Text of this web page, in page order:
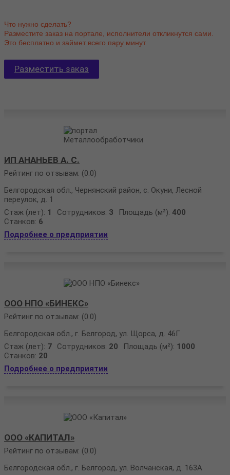
Что нужно сделать?
Разместите заказ на портале, исполнители откликнутся сами.
Это бесплатно и займет всего пару минут
Разместить заказ
ИП АНАНЬЕВ А. С.
Рейтинг по отзывам: (0.0)
Белгородская обл., Чернянский район, с. Окуни, Лесной
переулок, д. 1
Стаж (лет): 1 Сотрудников: 3 Площадь (м²): 400
Станков: 6
Подробнее о предприятии
ООО НПО «БИНЕКС»
Рейтинг по отзывам: (0.0)
Белгородская обл., г. Белгород, ул. Щорса, д. 46Г
Стаж (лет): 7 Сотрудников: 20 Площадь (м²): 1000
Станков: 20
Подробнее о предприятии
ООО «КАПИТАЛ»
Рейтинг по отзывам: (0.0)
Белгородская обл., г. Белгород, ул. Волчанская, д. 163А